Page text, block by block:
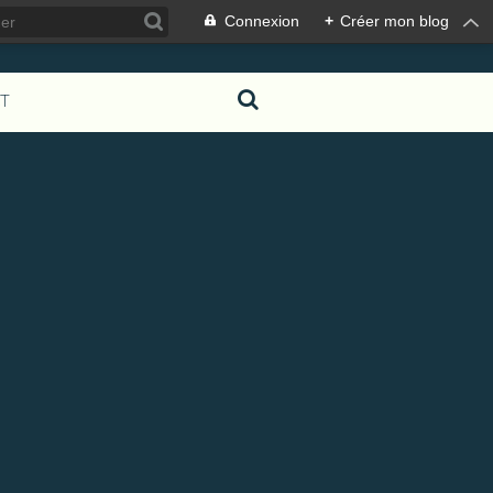
Connexion + Créer mon blog